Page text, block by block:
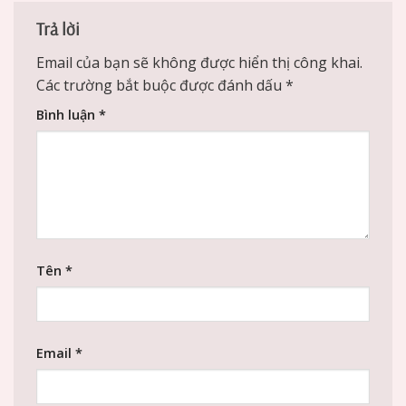
Trả lời
Email của bạn sẽ không được hiển thị công khai.
Các trường bắt buộc được đánh dấu *
Bình luận *
Tên *
Email *